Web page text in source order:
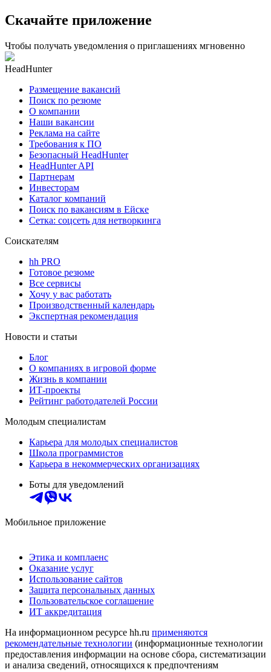
Скачайте приложение
Чтобы получать уведомления о приглашениях мгновенно
HeadHunter
Размещение вакансий
Поиск по резюме
О компании
Наши вакансии
Реклама на сайте
Требования к ПО
Безопасный HeadHunter
HeadHunter API
Партнерам
Инвесторам
Каталог компаний
Поиск по вакансиям в Ейске
Сетка: соцсеть для нетворкинга
Соискателям
hh PRO
Готовое резюме
Все сервисы
Хочу у вас работать
Производственный календарь
Экспертная рекомендация
Новости и статьи
Блог
О компаниях в игровой форме
Жизнь в компании
ИТ-проекты
Рейтинг работодателей России
Молодым специалистам
Карьера для молодых специалистов
Школа программистов
Карьера в некоммерческих организациях
Боты для уведомлений
Мобильное приложение
Этика и комплаенс
Оказание услуг
Использование сайтов
Защита персональных данных
Пользовательское соглашение
ИТ аккредитация
На информационном ресурсе hh.ru применяются
рекомендательные технологии (информационные технологии
предоставления информации на основе сбора, систематизации
и анализа сведений, относящихся к предпочтениям